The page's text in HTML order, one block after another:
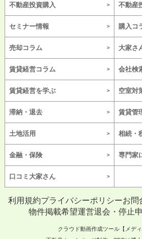
不動産投資購入 不動産
セミナー情報 購入コ
売却コラム 大家さ
賃貸経営コラム 会社検
賃貸経営を学ぶ 空室対
滞納・退去 賃貸管
土地活用 相続・
金融・保険 専門家
口コミ大家さん
利用規約プライバシーポリシーお問
物件掲載希望運営退会・停止
クラウド動画作成ツール【メディ